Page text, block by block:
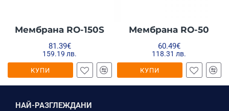
Мембрана RO-150S
81.39€
159.19 лв.
КУПИ
Мембрана RO-50
60.49€
118.31 лв.
КУПИ
НАЙ-РАЗГЛЕЖДАНИ